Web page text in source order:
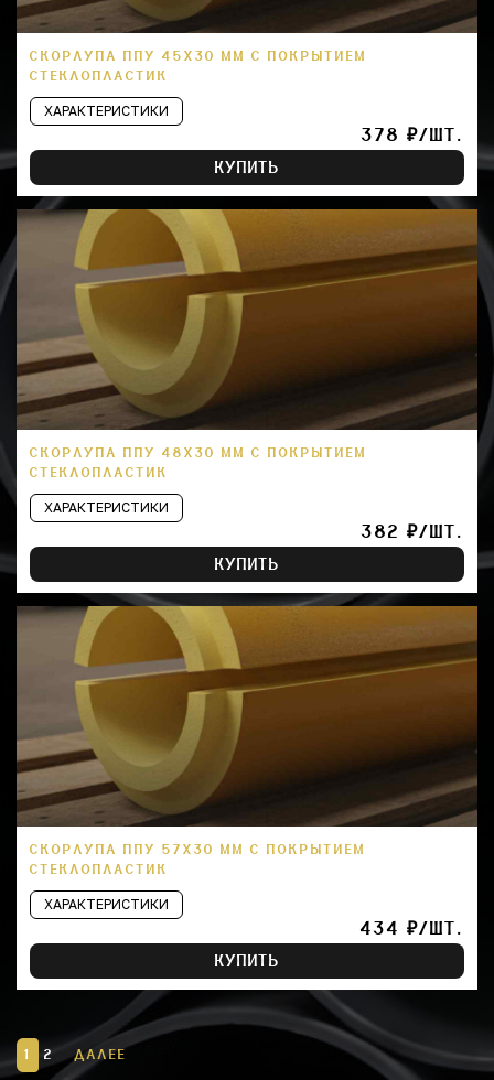
СКОРЛУПА ППУ 45Х30 ММ С ПОКРЫТИЕМ
СТЕКЛОПЛАСТИК
ХАРАКТЕРИСТИКИ
378 ₽/ШТ.
КУПИТЬ
СКОРЛУПА ППУ 48Х30 ММ С ПОКРЫТИЕМ
СТЕКЛОПЛАСТИК
ХАРАКТЕРИСТИКИ
382 ₽/ШТ.
КУПИТЬ
СКОРЛУПА ППУ 57Х30 ММ С ПОКРЫТИЕМ
СТЕКЛОПЛАСТИК
ХАРАКТЕРИСТИКИ
434 ₽/ШТ.
КУПИТЬ
1 2 ДАЛЕЕ